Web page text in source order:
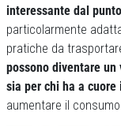
interessante dal
particolarmente
pratiche da
possono diventare
sia per chi ha a cuore
aumentare il